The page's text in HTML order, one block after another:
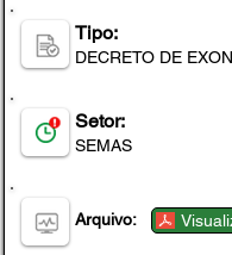
Tipo:
DECRETO DE
Setor:
SEMAS
Arquivo: